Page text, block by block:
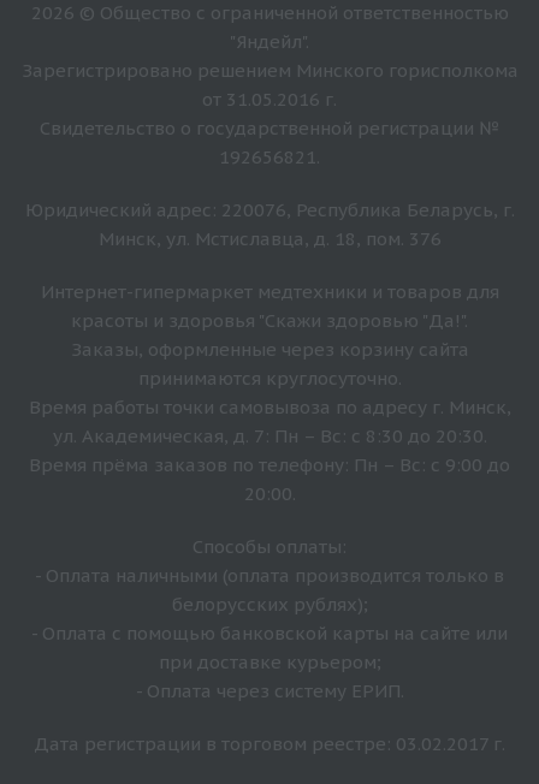
2026 © Общество с ограниченной ответственностью
"Яндейл".
Зарегистрировано решением Минского горисполкома
от 31.05.2016 г.
Свидетельство о государственной регистрации №
192656821.
Юридический адрес: 220076, Республика Беларусь, г.
Минск, ул. Мстиславца, д. 18, пом. 376
Интернет-гипермаркет медтехники и товаров для
красоты и здоровья "Скажи здоровью "Да!".
Заказы, оформленные через корзину сайта
принимаются круглосуточно.
Время работы точки самовывоза по адресу г. Минск,
ул. Академическая, д. 7: Пн – Вс: с 8:30 до 20:30.
Время прёма заказов по телефону: Пн – Вс: с 9:00 до
20:00.
Способы оплаты:
- Оплата наличными (оплата производится только в
белорусских рублях);
- Оплата с помощью банковской карты на сайте или
при доставке курьером;
- Оплата через систему ЕРИП.
Дата регистрации в торговом реестре: 03.02.2017 г.